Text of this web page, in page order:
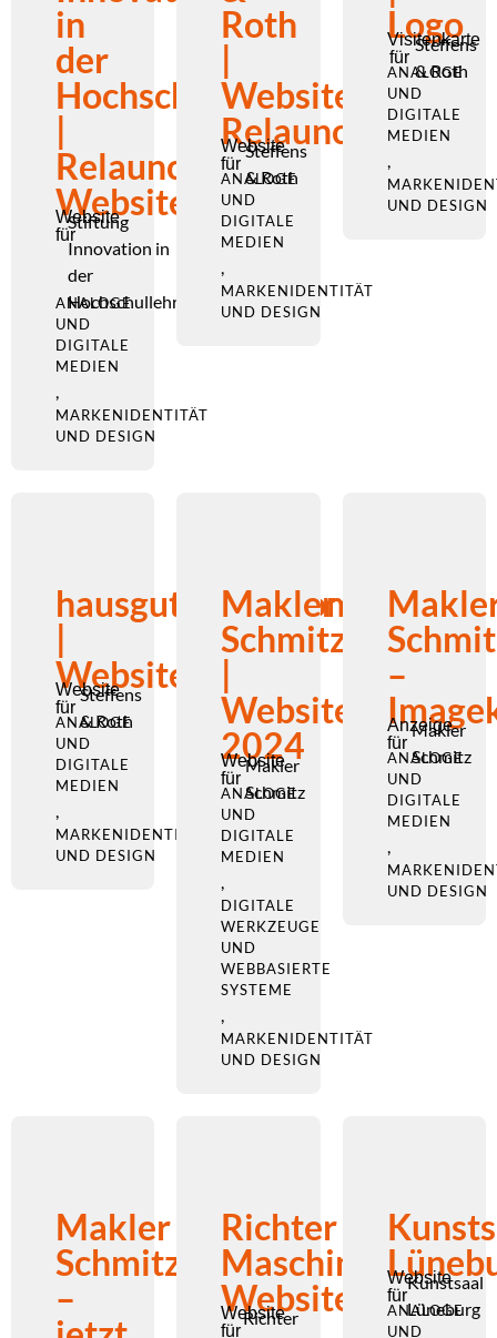
in
der
Hochschullehre
Relaunch
Website
Website
für
Stiftung
Innovation in
der
Hochschullehre
ANALOGE
UND
DIGITALE
MEDIEN
,
MARKENIDENTITÄT
UND DESIGN
Roth
Website-
Relaunch
Website
für
Steffens
& Roth
ANALOGE
UND
DIGITALE
MEDIEN
,
MARKENIDENTITÄT
UND DESIGN
Logo
Visitenkarte
für
Steffens
& Roth
ANALOGE
UND
DIGITALE
MEDIEN
,
UND DESIGN
hausgutachter.com
Website
Website
für
Steffens
& Roth
ANALOGE
UND
DIGITALE
MEDIEN
,
MARKENIDENTITÄT
UND DESIGN
Makler
Schmitz
Website
2024
Website
für
Makler
Schmitz
ANALOGE
UND
DIGITALE
MEDIEN
,
DIGITALE
WERKZEUGE
UND
WEBBASIERTE
SYSTEME
,
MARKENIDENTITÄT
UND DESIGN
–
Anzeige
für
Makler
Schmitz
ANALOGE
UND
DIGITALE
MEDIEN
,
UND DESIGN
Makler
Schmitz
–
Richter
Maschinen
Website
Website
für
Richter
Website
für
Kunstsaal
Lüneburg
ANALOGE
UND